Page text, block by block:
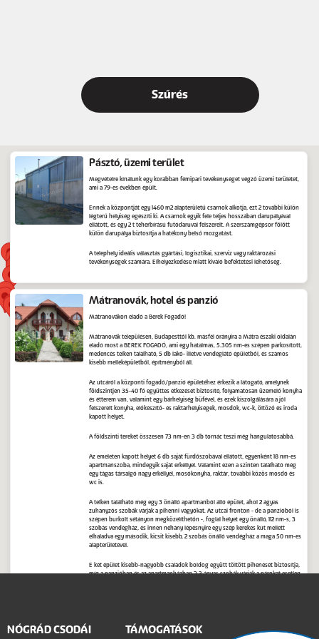
Pásztó, üzemi terület
Megvételre kínálunk egy korábban fémipari tevékenységet végző üzemi területet,
ami a 79-es években épült.
Ennek a központját egy 1460 m2 alapterületű csarnok alkotja, ezt 2 további külön
légterű helyiség egészíti ki. A csarnok egyik fele teljes hosszában darupályával
ellátott, és egy 2 t teherbírású futódaruval felszerelt. A szerszámgépsor fölött
külön darupálya biztosítja a hatékony belső mozgatást.
A telephely ideális választás gyártási, logisztikai, szerviz vagy raktározási
tevékenységek számára. Elhelyezkedése miatt kiváló befektetési lehetőség.
Mátranovák, hotel és panzió
Mátranovákon eladó a Berek Fogadó!
Mátranovák településen, Budapesttől kb. másfél órányira a Mátra északi oldalán
eladó most a BEREK FOGADÓ, ami egy hatalmas, 5.305 nm-es szépen parkosított,
medencés telken található, 5 db lakó- illetve vendéglátó épületből, és számos
kisebb melléképületből, építményből áll.
Az utcáról a központi fogadó/panzió épületéhez érkezik a látogató, amelynek
földszintjén 35-40 fő együttes étkezését biztosító, folyamatosan üzemelő konyha
és étterem van, valamint egy bárhelyiség büfével, és ezek kiszolgálására a jól
felszerelt konyha, előkészítő- és raktárhelyiségek, mosdók, wc-k, öltöző és iroda
kapott helyet.
A földszinti tereket összesen 73 nm-en 3 db tornác teszi még hangulatosabbá.
Az emeleten kapott helyet 6 db saját fürdőszobával ellátott, egyenként 18 nm-es
apartmanszoba, mindegyik saját erkéllyel. Valamint ezen a szinten található még
egy tágas társalgó nagy erkéllyel, mosókonyha, raktár, további közös mosdó és
wc is.
A telken található még egy 3 önálló apartmanból álló épület, ahol 2 ágyas
zuhanyzós szobák várják a pihenni vágyókat. Az utcai fronton - de a panzióból is
szépen burkolt sétányon megközelíthetőn -, foglal helyet egy önálló, 112 nm-s, 3
szobás vendégház, és innen néhány lépésnyire egy szép kerekes kút mellett
elhaladva egy második, kicsit kisebb, 2 szobás önálló vendégház a maga 50 nm-es
alapterületével.
E két épület kisebb-nagyobb családok boldog együtt töltött pihenését biztosítja,
míg a panzióban és az apartmanházban 2-3 ágyas szobák várják a párokat esetleg
nagy garázzsal és tárolókkal, kondiszobának alkalmas helyiségekkel.
NÓGRÁD CSODÁI TÁMOGATÁSOK